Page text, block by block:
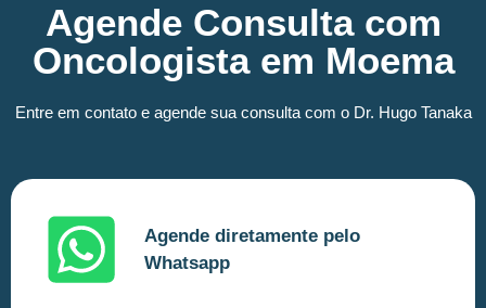
Agende Consulta com
Oncologista em Moema
Entre em contato e agende sua consulta com o Dr. Hugo Tanaka
Agende diretamente pelo
Whatsapp